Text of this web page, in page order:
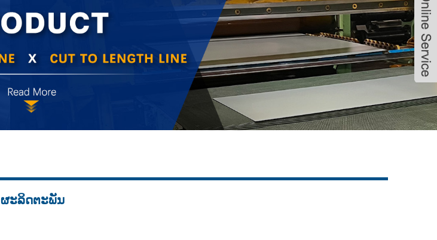
ຜະລິດຕະພັນ